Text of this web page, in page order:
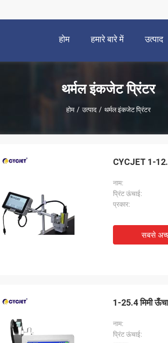
होम हमारे बारे में उत्पाद
थर्मल इंकजेट प्रिंटर
होम / उत्पाद / थर्मल इंकजेट प्रिंटर
CYCJET 1-
नाम:
प्रिंट ऊंचाई:
प्रकार:
सबसे
1-25.4 मिमी
नाम:
प्रिंट ऊंचाई: